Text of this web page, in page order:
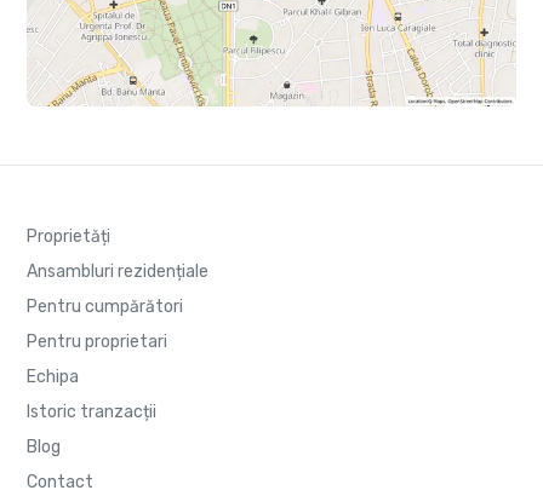
Proprietăți
Ansambluri rezidențiale
Pentru cumpărători
Pentru proprietari
Echipa
Istoric tranzacții
Blog
Contact